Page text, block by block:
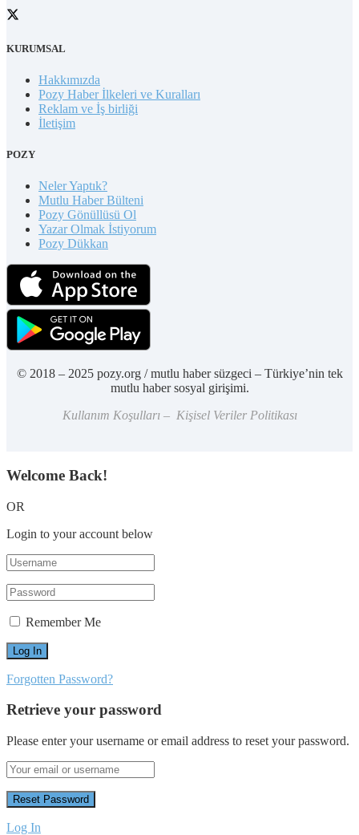
KURUMSAL
Hakkımızda
Pozy Haber İlkeleri ve Kuralları
Reklam ve İş birliği
İletişim
POZY
Neler Yaptık?
Mutlu Haber Bülteni
Pozy Gönüllüsü Ol
Yazar Olmak İstiyorum
Pozy Dükkan
© 2018 – 2025 pozy.org / mutlu haber süzgeci – Türkiye’nin tek
mutlu haber sosyal girişimi.
Kullanım Koşulları – Kişisel Veriler Politikası
Welcome Back!
OR
Login to your account below
Remember Me
Forgotten Password?
Retrieve your password
Please enter your username or email address to reset your password.
Log In